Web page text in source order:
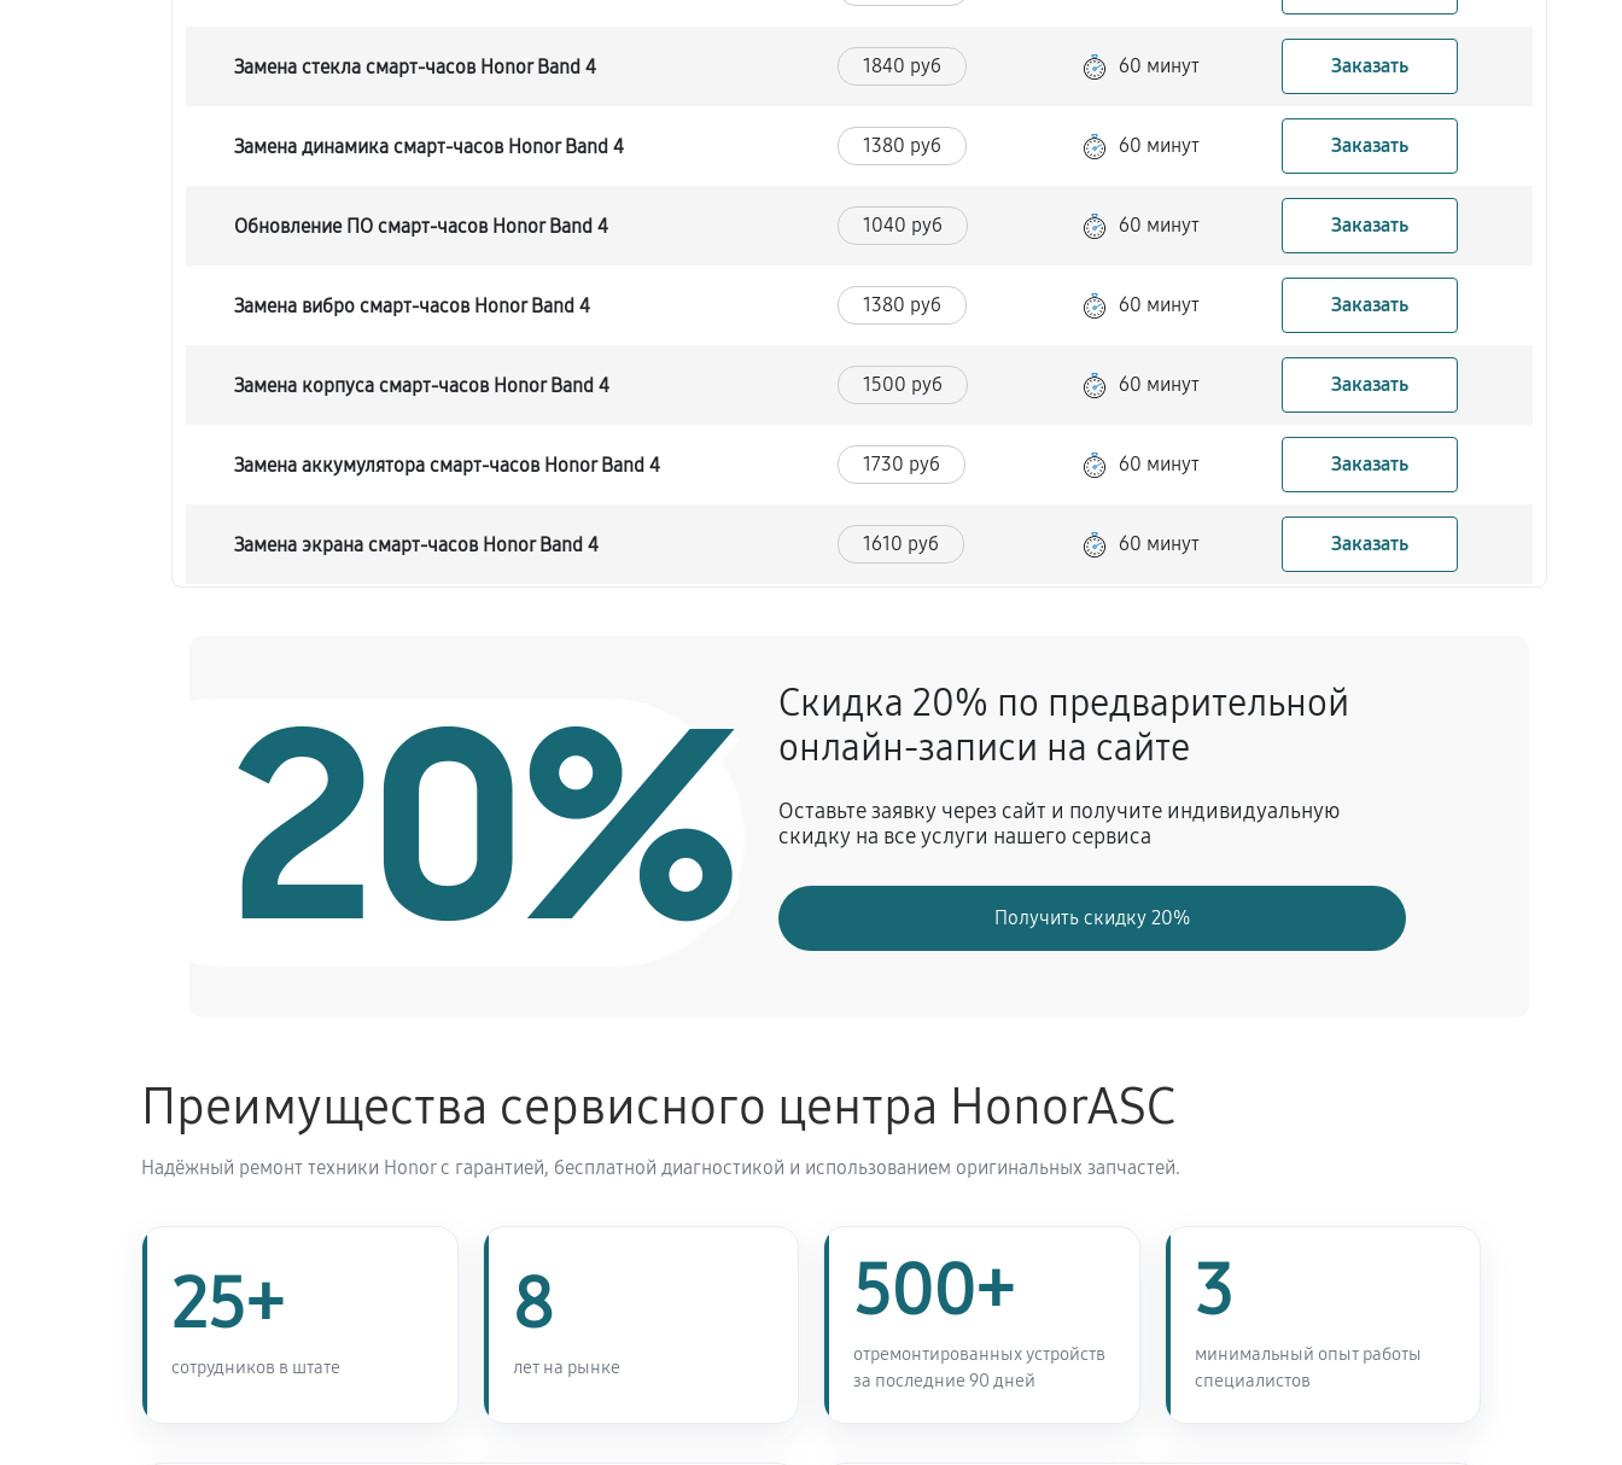
Замена стекла смарт-часов Honor Band 4 1840 руб 60 минут Заказать
Замена динамика смарт-часов Honor Band 4 1380 руб 60 минут Заказать
Обновление ПО смарт-часов Honor Band 4 1040 руб 60 минут Заказать
Замена вибро смарт-часов Honor Band 4 1380 руб 60 минут Заказать
Замена корпуса смарт-часов Honor Band 4 1500 руб 60 минут Заказать
Замена аккумулятора смарт-часов Honor Band 4 1730 руб 60 минут Заказать
Замена экрана смарт-часов Honor Band 4 1610 руб 60 минут Заказать
1380 руб 60 минут Заказать
Замена кнопки включения
Замена Bluetooth смарт-часов Honor Band 4
20%
Скидка 20% по предварительной
онлайн-записи на сайте
Оставьте заявку через сайт и получите индивидуальную
скидку на все услуги нашего сервиса
Получить скидку 20%
Преимущества сервисного центра HonorASC
Надёжный ремонт техники Honor с гарантией, бесплатной диагностикой и использованием оригинальных запчастей.
25+
сотрудников в штате
8
лет на рынке
500+
отремонтированных устройств
за последние 90 дней
3
минимальный опыт работы
специалистов